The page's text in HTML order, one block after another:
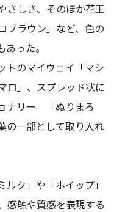
しさ、そのほか花王
ラウン」など、色の
った。
トのマイウェイ「マシ
」、スプレッド状に
ナリー 「ぬりまろ
の一部として取り入れ
ク」や「ホイップ」
感触や質感を表現する